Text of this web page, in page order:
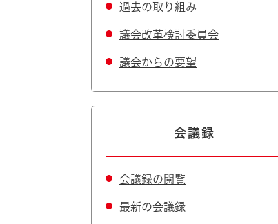
過去の取り組み
議会改革検討委員会
議会からの要望
会議録
会議録の閲覧
最新の会議録